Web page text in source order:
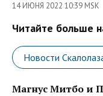
14 ИЮНЯ 2022 10:39 MSK
Читайте больше
Новости
Магнус Митбо и